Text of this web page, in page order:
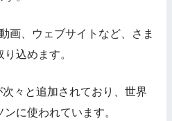
画、ウェブサイトなど、さま
込めます。
々と追加されており、世界
に使われています。